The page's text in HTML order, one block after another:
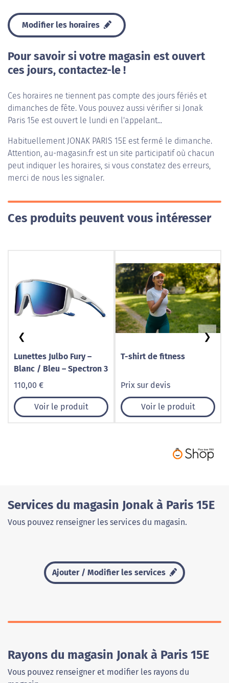
Modifier les horaires
Pour savoir si votre magasin est ouvert
ces jours, contactez-le !
Ces horaires ne tiennent pas compte des jours fériés et
dimanches de fête. Vous pouvez aussi vérifier si Jonak
Paris 15e est ouvert le lundi en l'appelant...
Habituellement JONAK PARIS 15E est fermé le dimanche.
Attention, au-magasin.fr est un site participatif où chacun
peut indiquer les horaires, si vous constatez des erreurs,
merci de nous les signaler.
Ces produits peuvent vous intéresser
Lunettes Julbo Fury –
Blanc / Bleu – Spectron 3
110,00 €
Voir le produit
T-shirt de fitness
Prix sur devis
Voir le produit
❮ ❯
Services du magasin Jonak à Paris 15E
Vous pouvez renseigner les services du magasin.
Ajouter / Modifier les services
Rayons du magasin Jonak à Paris 15E
Vous pouvez renseigner et modifier les rayons du